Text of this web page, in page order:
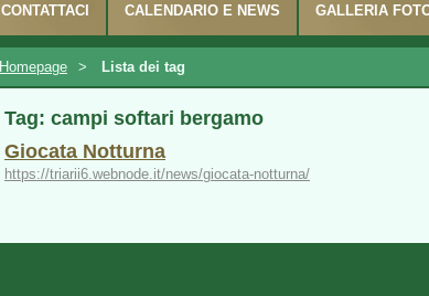
Homepage > Lista dei tag
Tag: campi softari bergamo
Giocata Notturna
https://triarii6.webnode.it/news/giocata-notturna/
CONTATTACI CALENDARIO E NEWS GALLERIA